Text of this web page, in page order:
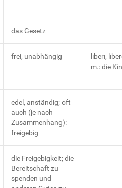
das Gesetz
frei, unabhängig
līberī,
m.: die
edel, anständig; oft
auch (je nach
Zusammenhang):
freigebig
die Freigebigkeit; die
Bereitschaft zu
spenden und